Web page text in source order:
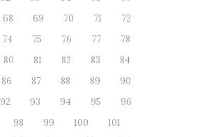
68 69 70 71
72
74 75 76 77
78
80 81 82 83
84
86 87 88 89
90
92 93 94 95
96
98 99 100
101